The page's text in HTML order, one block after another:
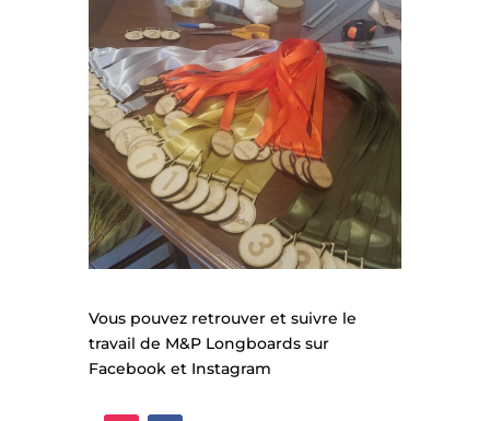
Vous pouvez retrouver et suivre le
travail de M&P Longboards sur
Facebook et Instagram